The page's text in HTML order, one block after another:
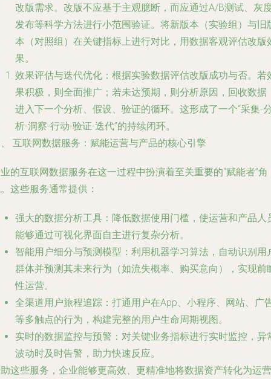
改版需求。改版不应基于主观臆断，而应通过A/B测试、灰
发布等科学方法进行小范围验证。将新版本（实验组）与旧
本（对照组）在关键指标上进行对比，用数据客观评估改版
果。
效果评估与迭代优化 ：根据实验数据评估改版成功与否。若
果积极，则全面推广；若未达预期，则分析原因，回收数据
进入下一个分析、假设、验证的循环。这形成了一个“采集-
析-洞察-行动-验证-迭代”的持续闭环。
互联网数据服务：赋能运营与产品的核心引擎
的互联网数据服务在这一过程中扮演着至关重要的“赋能者”角
这些服务通常提供：
强大的数据分析工具 ：降低数据使用门槛，使运营和产品人
能够通过可视化界面自主进行复杂分析。
智能用户细分与预测模型 ：利用机器学习算法，自动识别用
群体并预测其未来行为（如流失概率、购买意向），实现前
性运营。
全渠道用户旅程追踪 ：打通用户在App、小程序、网站、广
等多触点的行为，构建完整的用户生命周期视图。
实时的数据监控与预警 ：对关键业务指标进行实时监控，异
波动时及时告警，助力快速反应。
这些服务，企业能够更高效、更精准地将数据资产转化为运营